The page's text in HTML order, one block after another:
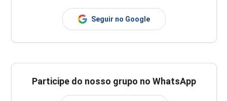
Seguir no Google
Participe do nosso grupo no WhatsApp